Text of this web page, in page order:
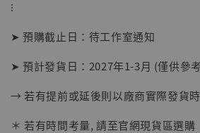
⁝
➤ 預購截止日：待工作室通知
➤ 預計發貨日：2027年1-3月 (僅供參
→ 若有提前或延後則以廠商實際發貨
＊ 若有時間考量, 請至官網現貨區選購